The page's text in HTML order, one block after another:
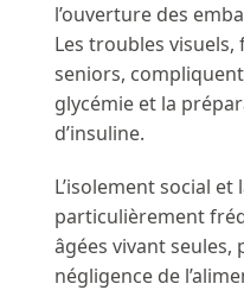
l’ouverture des
Les troubles
seniors,
glycémie et la
d’insuline.
L’isolement social et
particulièrement
âgées vivant
négligence de